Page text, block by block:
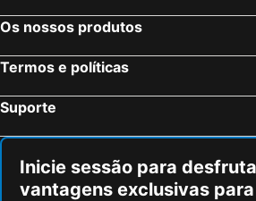
Os nossos produtos
Termos e políticas
Suporte
Inicie sessão para
vantagens exclusivas